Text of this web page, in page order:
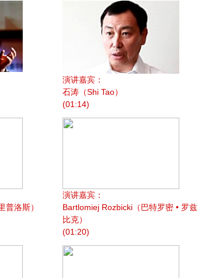
演讲嘉宾：
石涛（Shi Tao）
(01:14)
普洛斯）
演讲嘉宾：
Bartlomiej Rozbicki（巴特罗密 • 罗兹
比克）
(01:20)